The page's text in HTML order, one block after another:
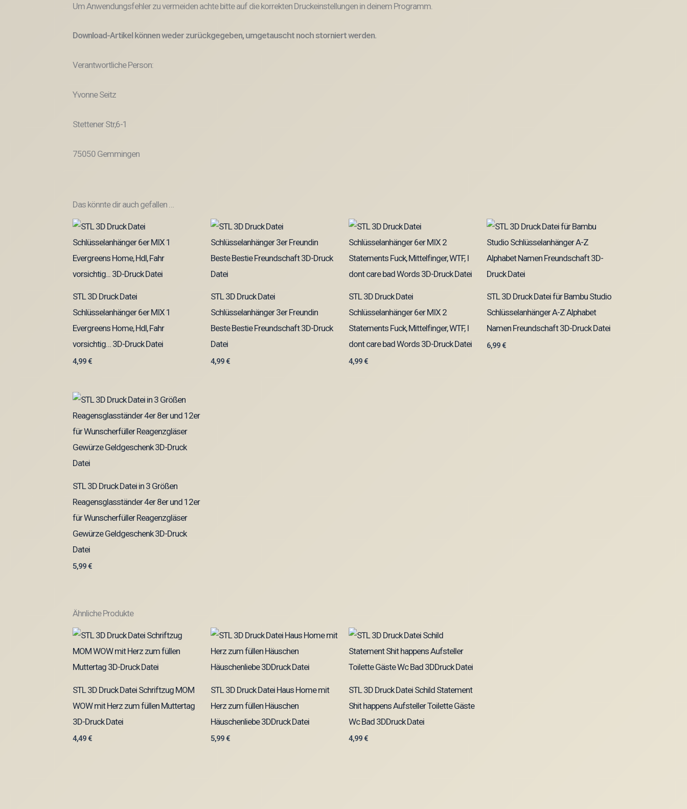
Um Anwendungsfehler zu vermeiden achte bitte auf die korrekten Druckeinstellungen in deinem Programm.
Download-Artikel können weder zurückgegeben, umgetauscht noch storniert werden.
Verantwortliche Person:
Yvonne Seitz
Stettener Str,6-1
75050 Gemmingen
Das könnte dir auch gefallen …
STL 3D Druck Datei
Schlüsselanhänger 6er MIX 1
Evergreens Home, Hdl, Fahr
vorsichtig… 3D-Druck Datei
4,99€
STL 3D Druck Datei
Schlüsselanhänger 3er Freundin
Beste Bestie Freundschaft 3D-Druck
Datei
4,99€
STL 3D Druck Datei
Schlüsselanhänger 6er MIX 2
Statements Fuck, Mittelfinger, WTF, I
dont care bad Words 3D-Druck Datei
4,99€
STL 3D Druck Datei für Bambu Studio
Schlüsselanhänger A-Z Alphabet
Namen Freundschaft 3D-Druck Datei
6,99€
STL 3D Druck Datei in 3 Größen
Reagensglasständer 4er 8er und 12er
für Wunscherfüller Reagenzgläser
Gewürze Geldgeschenk 3D-Druck
Datei
5,99€
Ähnliche Produkte
STL 3D Druck Datei Schriftzug MOM
WOW mit Herz zum füllen Muttertag
3D-Druck Datei
4,49€
STL 3D Druck Datei Haus Home mit
Herz zum füllen Häuschen
Häuschenliebe 3DDruck Datei
5,99€
STL 3D Druck Datei Schild Statement
Shit happens Aufsteller Toilette Gäste
Wc Bad 3DDruck Datei
4,99€